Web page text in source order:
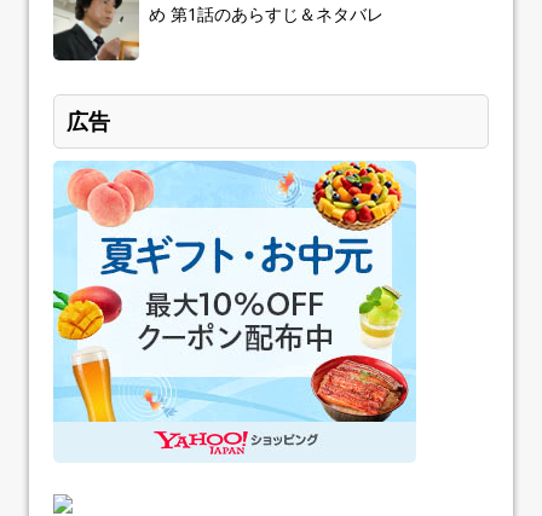
め 第1話のあらすじ＆ネタバレ
広告